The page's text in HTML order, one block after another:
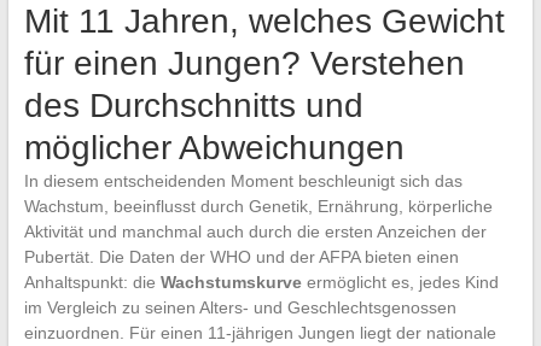
Mit 11 Jahren, welches Gewicht
für einen Jungen? Verstehen
des Durchschnitts und
möglicher Abweichungen
In diesem entscheidenden Moment beschleunigt sich das
Wachstum, beeinflusst durch Genetik, Ernährung, körperliche
Aktivität und manchmal auch durch die ersten Anzeichen der
Pubertät. Die Daten der WHO und der AFPA bieten einen
Anhaltspunkt: die Wachstumskurveermöglicht es, jedes Kind
im Vergleich zu seinen Alters- und Geschlechtsgenossen
einzuordnen. Für einen 11-jährigen Jungen liegt der nationale